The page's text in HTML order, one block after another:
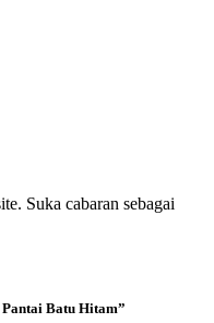
Suka cabaran sebagai
Batu Hitam”